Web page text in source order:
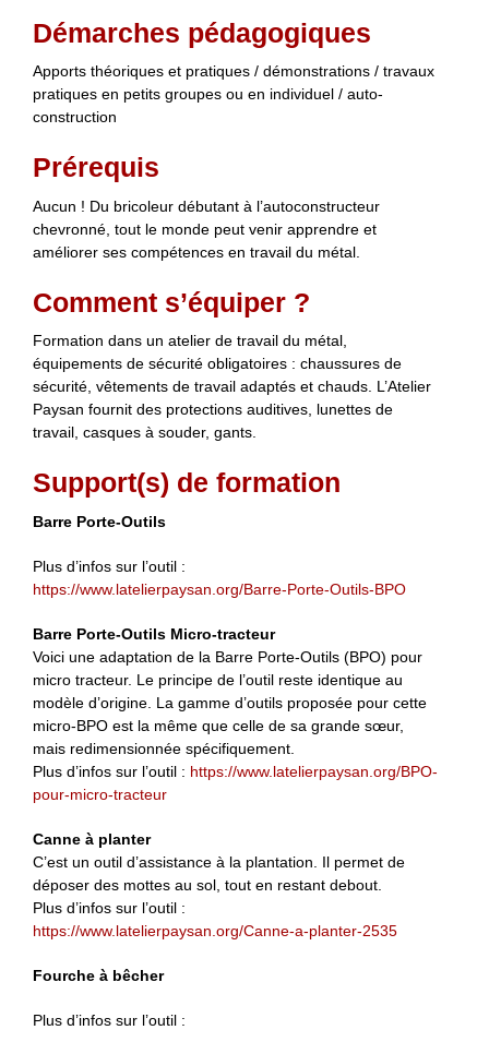
Démarches pédagogiques
Apports théoriques et pratiques / démonstrations / travaux
pratiques en petits groupes ou en individuel / auto-
construction
Prérequis
Aucun ! Du bricoleur débutant à l’autoconstructeur
chevronné, tout le monde peut venir apprendre et
améliorer ses compétences en travail du métal.
Comment s’équiper ?
Formation dans un atelier de travail du métal,
équipements de sécurité obligatoires : chaussures de
sécurité, vêtements de travail adaptés et chauds. L’Atelier
Paysan fournit des protections auditives, lunettes de
travail, casques à souder, gants.
Support(s) de formation
Barre Porte-Outils
Plus d’infos sur l’outil :
https://www.latelierpaysan.org/Barre-Porte-Outils-BPO
Barre Porte-Outils Micro-tracteur
Voici une adaptation de la Barre Porte-Outils (BPO) pour
micro tracteur. Le principe de l’outil reste identique au
modèle d’origine. La gamme d’outils proposée pour cette
micro-BPO est la même que celle de sa grande sœur,
mais redimensionnée spécifiquement.
Plus d’infos sur l’outil : https://www.latelierpaysan.org/BPO-
pour-micro-tracteur
Canne à planter
C’est un outil d’assistance à la plantation. Il permet de
déposer des mottes au sol, tout en restant debout.
Plus d’infos sur l’outil :
https://www.latelierpaysan.org/Canne-a-planter-2535
Fourche à bêcher
Plus d’infos sur l’outil :